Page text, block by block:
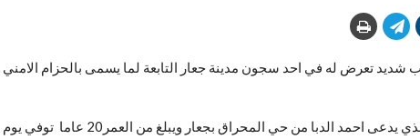
شديد تعرض له في احد سجون مدينة جعار التابعة لما يسمى بالحزام الامني
وقالت مصادر حقوقية بمحافظة ابين أن الشاب الذي يدعى احمد الدبا من حي المحراق بجعار ويبلغ من العمر20 عاما توفي يوم